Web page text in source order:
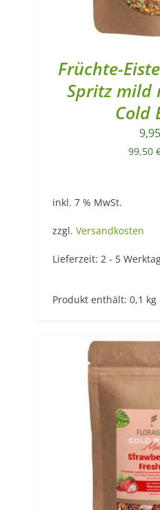
Früchte-
Spritz mild
Cold
9,95
99,50
inkl. 7 % MwSt.
zzgl. Versandkosten
Lieferzeit: 2 - 5
Produkt enthält: 0,1 kg